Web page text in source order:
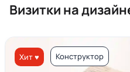
Визитки на
Хит ♥ Конструктор